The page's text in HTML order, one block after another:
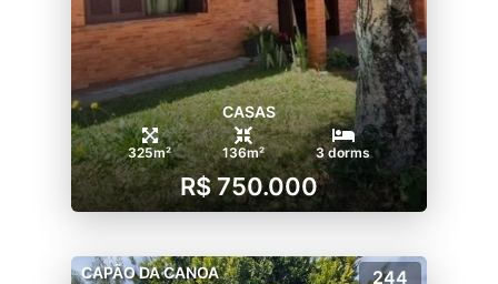
CASAS
325m² 136m² 3 dorms
R$ 750.000
CAPÃO DA CANOA 244